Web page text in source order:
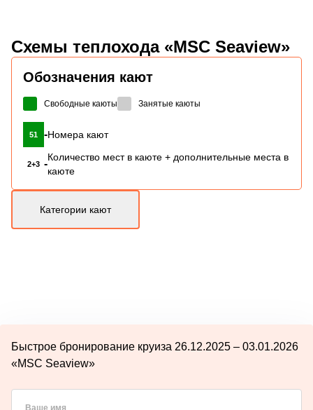
Схемы теплохода «MSC Seaview»
Обозначения кают
Свободные каюты Занятые каюты
51 -Номера кают
2+3 -
Количество мест в каюте + дополнительные места в
каюте
Категории кают
Быстрое бронирование круиза 26.12.2025 – 03.01.2026
«MSC Seaview»
Ваше имя